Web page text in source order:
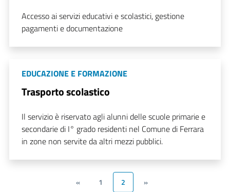
Accesso ai servizi educativi e scolastici, gestione
pagamenti e documentazione
EDUCAZIONE E FORMAZIONE
Trasporto scolastico
Il servizio è riservato agli alunni delle scuole primarie e
secondarie di I° grado residenti nel Comune di Ferrara
in zone non servite da altri mezzi pubblici.
« 1 2 »